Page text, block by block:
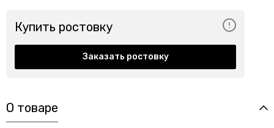
Купить ростовку
Заказать ростовку
О товаре